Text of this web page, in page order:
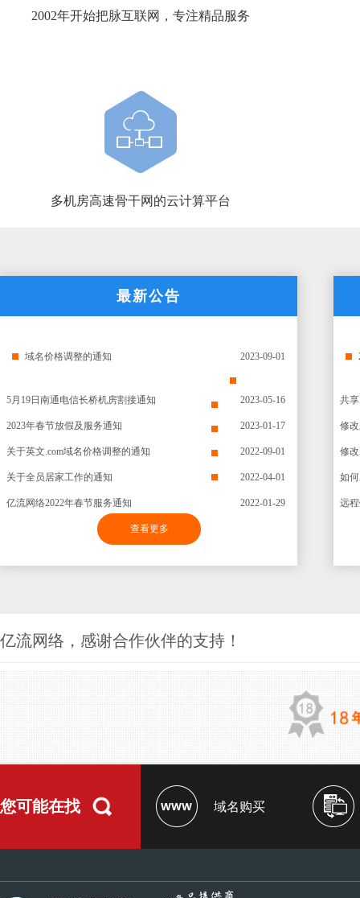
2002年开始把脉互联网，专注精品服务
多机房高速骨干网的云计算平台
最新公告
域名价格调整的通知 2023-09-01
5月19日南通电信长桥机房割接通知 2023-05-16
2023年春节放假及服务通知 2023-01-17
关于英文.com域名价格调整的通知 2022-09-01
关于全员居家工作的通知 2022-04-01
亿流网络2022年春节服务通知 2022-01-29
查看更多
共
修
修
如
亿流网络，感谢合作伙伴的支持！
您可能在找 域名购买